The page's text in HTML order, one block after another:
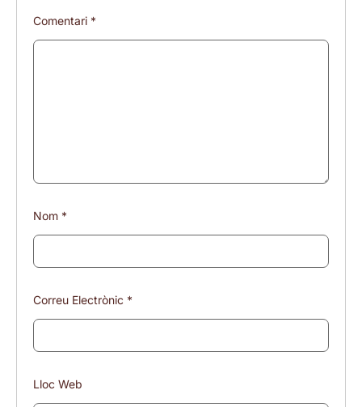
Comentari *
Nom *
Correu Electrònic *
Lloc Web